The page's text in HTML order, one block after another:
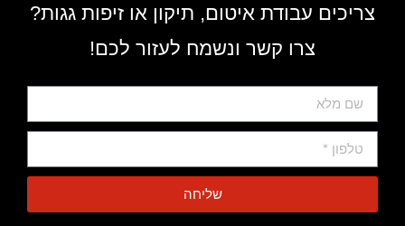
צריכים עבודת איטום, תיקון או זיפות גגות?
צרו קשר ונשמח לעזור לכם!
שליחה